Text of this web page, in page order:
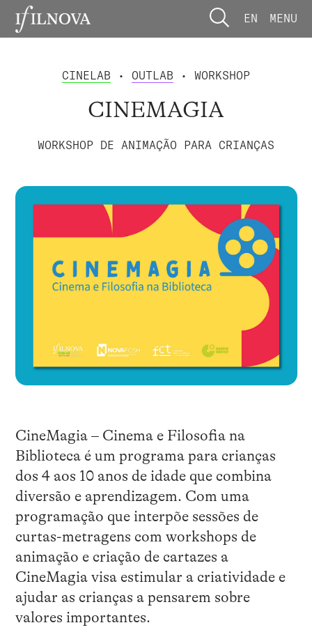
EN MENU
CINELAB • OUTLAB • WORKSHOP
CINEMAGIA
WORKSHOP DE ANIMAÇÃO PARA CRIANÇAS
CineMagia – Cinema e Filosofia na
Biblioteca é um programa para crianças
dos 4 aos 10 anos de idade que combina
diversão e aprendizagem. Com uma
programação que interpõe sessões de
curtas-metragens com workshops de
animação e criação de cartazes a
CineMagia visa estimular a criatividade e
ajudar as crianças a pensarem sobre
valores importantes.